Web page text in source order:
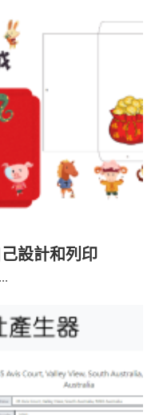
設計和列印